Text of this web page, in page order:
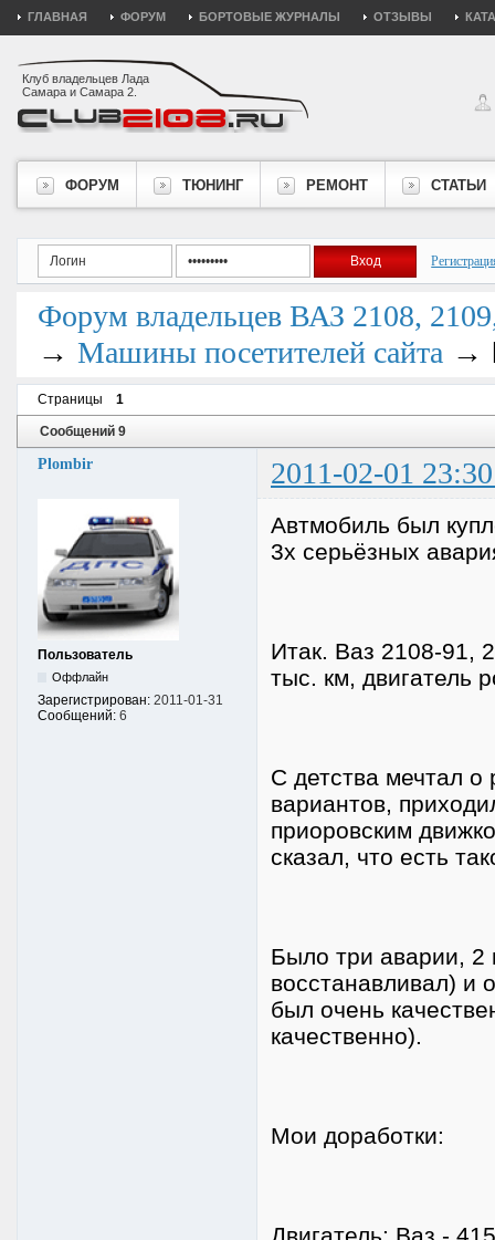
ГЛАВНАЯ ФОРУМ БОРТОВЫЕ ЖУРНАЛЫ ОТЗЫВЫ
Клуб владельцев Лада
Самара и Самара 2.
ФОРУМ ТЮНИНГ РЕМОНТ СТАТЬИ
Форум владельцев ВАЗ 2108,
→ Машины посетителей сайта →
Страницы 1
Сообщений 9
Plombir 2011-02-01
Пользователь
Оффлайн
Зарегистрирован: 2011-01-31
Сообщений: 6
Автмобиль был
3х серьёзных
Итак. Ваз 2108-91,
тыс. км, двигатель
С детства мечтал о
вариантов,
приоровским
сказал, что есть
Было три аварии, 2
восстанавливал) и
был очень
качественно).
Мои доработки: